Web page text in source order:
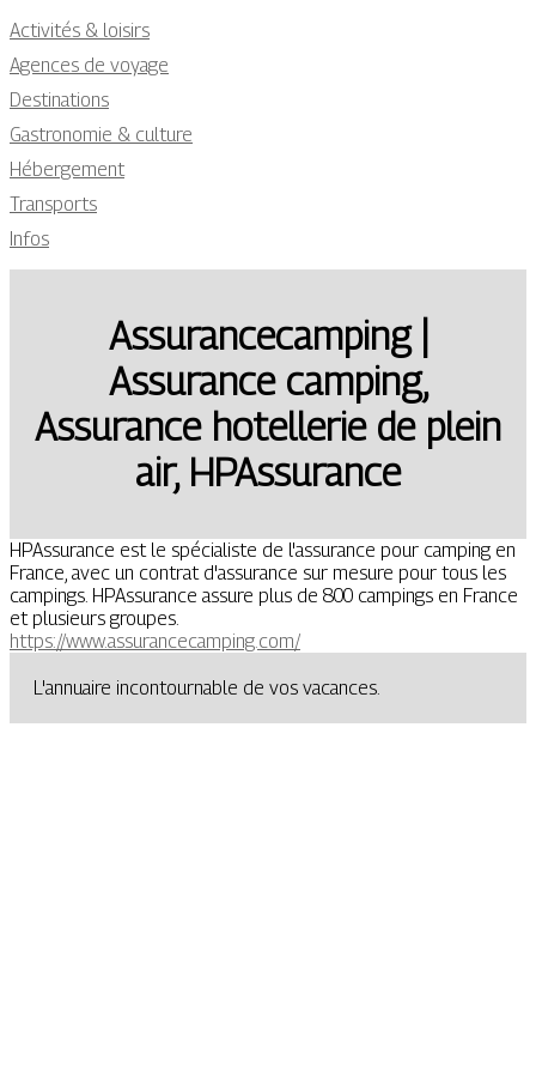
Activités & loisirs
Agences de voyage
Destinations
Gastronomie & culture
Hébergement
Transports
Infos
Assurancecamping |
Assurance camping,
Assurance hotellerie de plein
air, HPAssurance
HPAssurance est le spécialiste de l'assurance pour camping en
France, avec un contrat d'assurance sur mesure pour tous les
campings. HPAssurance assure plus de 800 campings en France
et plusieurs groupes.
https://www.assurancecamping.com/
L'annuaire incontournable de vos vacances.